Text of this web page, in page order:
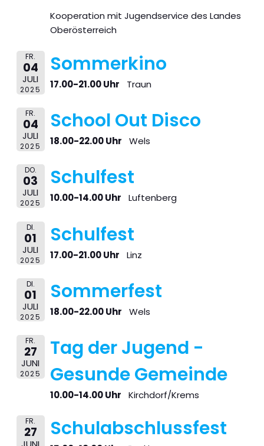
Kooperation mit Jugendservice des Landes
Oberösterreich
FR.
04
JULI
2025
Sommerkino
17.00-21.00 Uhr Traun
FR.
04
JULI
2025
School Out Disco
18.00-22.00 Uhr Wels
DO.
03
JULI
2025
Schulfest
10.00-14.00 Uhr Luftenberg
DI.
01
JULI
2025
Schulfest
17.00-21.00 Uhr Linz
DI.
01
JULI
2025
Sommerfest
18.00-22.00 Uhr Wels
FR.
27
JUNI
2025
Tag der Jugend -
Gesunde Gemeinde
10.00-14.00 Uhr Kirchdorf/Krems
FR.
27 Schulabschlussfest